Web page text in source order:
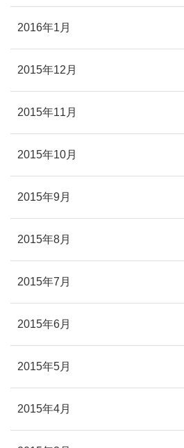
2016年1月
2015年12月
2015年11月
2015年10月
2015年9月
2015年8月
2015年7月
2015年6月
2015年5月
2015年4月